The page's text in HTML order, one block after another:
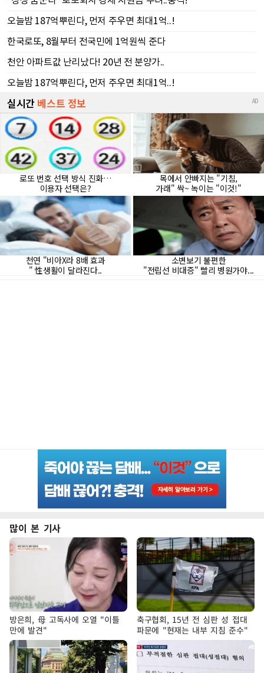
많이 본 기사
방은희, 母 고독사에 오열 "이틀
만에 발견"
축구협회, 15년 전 심판 성 접대
파문에 "현재는 내부 지침 준수"